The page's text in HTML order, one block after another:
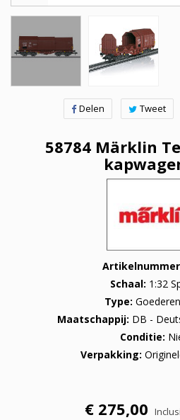
Delen Tweet
58784 Märklin
Artikelnummer
Schaal 1:32
Type
Maatschappij DB -
Conditie
Verpakking
€ 275,00